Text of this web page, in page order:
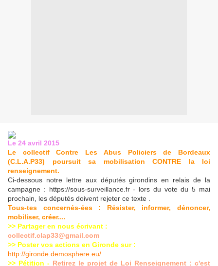
Le 24 avril 2015
Le collectif Contre Les Abus Policiers de Bordeaux
(C.L.A.P33) poursuit sa mobilisation CONTRE la loi
renseignement.
Ci-dessous notre lettre aux députés girondins en relais de la
campagne : https://sous-surveillance.fr - lors du vote du 5 mai
prochain, les députés doivent rejeter ce texte .
Tous-tes concernés-ées : Résister, informer, dénoncer,
mobiliser, créer....
>> Partager en nous écrivant :
collectif.clap33@gmail.com
>> Poster vos actions en Gironde sur :
http://gironde.demosphere.eu/
>> Pétition - Retirez le projet de Loi Renseignement : c'est